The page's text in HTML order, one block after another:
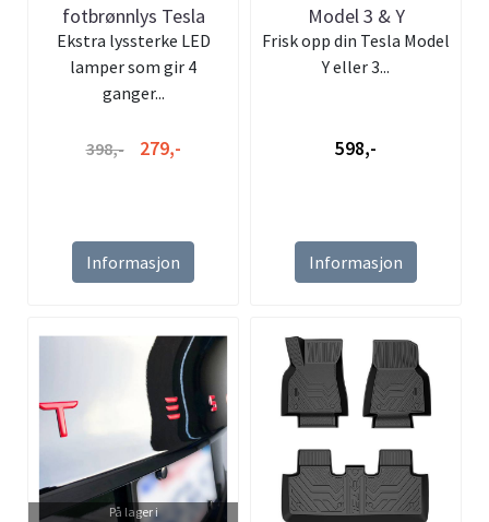
fotbrønnlys Tesla
Model 3 & Y - 2-pa...
Ekstra lyssterke LED
lamper som gir 4
ganger...
398,- 279,-
Informasjon
Model 3 & Y
Frisk opp din Tesla Model
Y eller 3...
598,-
Informasjon
På lager i